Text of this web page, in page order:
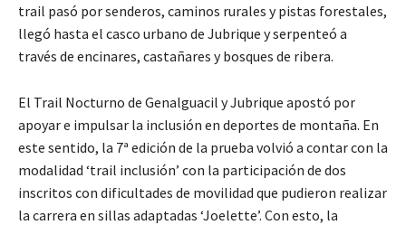
trail pasó por senderos, caminos rurales y pistas forestales,
llegó hasta el casco urbano de Jubrique y serpenteó a
través de encinares, castañares y bosques de ribera.
El Trail Nocturno de Genalguacil y Jubrique apostó por
apoyar e impulsar la inclusión en deportes de montaña. En
este sentido, la 7ª edición de la prueba volvió a contar con la
modalidad ‘trail inclusión’ con la participación de dos
inscritos con dificultades de movilidad que pudieron realizar
la carrera en sillas adaptadas ‘Joelette’. Con esto, la